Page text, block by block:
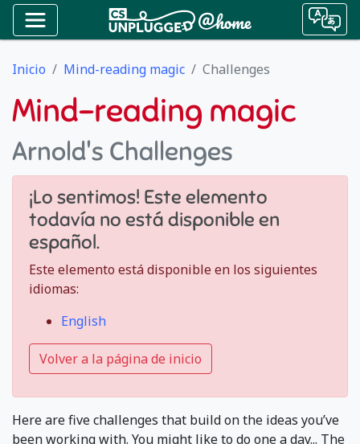
Inicio Mind-reading magic Challenges
Mind-reading magic
Arnold's Challenges
¡Lo sentimos! Este elemento
todavía no está disponible en
español.
Este elemento está disponible en los siguientes
idiomas:
English
Volver a la página de inicio
Here are five challenges that build on the ideas you’ve
been working with. You might like to do one a day... The